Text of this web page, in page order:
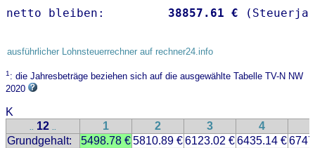
netto bleiben: 38857.61 €
ausführlicher Lohnsteuerrechner auf rechner24.info
1: die Jahresbeträge beziehen sich auf die ausgewählte Tabelle TV-N NW
2020
K
.. 12 .. 1 2 3 4
Grundgehalt:
5498.78 €5810.89 €6123.02 €6435.14 €